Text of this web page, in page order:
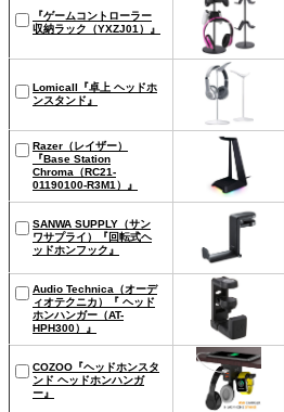
『ゲームコントローラー
収納ラック（YXZJ01）』
Lomicall『卓上 ヘッドホ
ンスタンド』
Razer（レイザー）
『Base Station
Chroma（RC21-
01190100-R3M1）』
SANWA SUPPLY（サン
ワサプライ）『回転式ヘ
ッドホンフック』
Audio Technica（オーデ
ィオテクニカ）『 ヘッド
ホンハンガー（AT-
HPH300）』
COZOO『ヘッドホンスタ
ンド ヘッドホンハンガ
ー』